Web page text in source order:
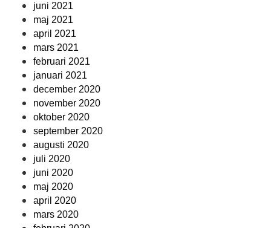
juni 2021
maj 2021
april 2021
mars 2021
februari 2021
januari 2021
december 2020
november 2020
oktober 2020
september 2020
augusti 2020
juli 2020
juni 2020
maj 2020
april 2020
mars 2020